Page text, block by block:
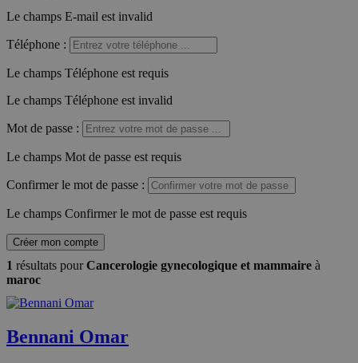
Le champs E-mail est invalid
Téléphone :
Le champs Téléphone est requis
Le champs Téléphone est invalid
Mot de passe :
Le champs Mot de passe est requis
Confirmer le mot de passe :
Le champs Confirmer le mot de passe est requis
Créer mon compte
1 résultats pourCancerologie gynecologique et mammaire à
maroc
Bennani Omar